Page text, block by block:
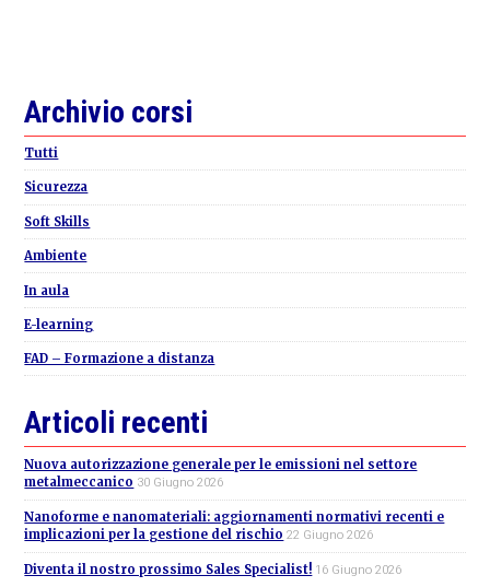
Primary
Sidebar
Archivio corsi
Tutti
Sicurezza
Soft Skills
Ambiente
In aula
E-learning
FAD – Formazione a distanza
Articoli recenti
Nuova autorizzazione generale per le emissioni nel settore
metalmeccanico 30 Giugno 2026
Nanoforme e nanomateriali: aggiornamenti normativi recenti e
implicazioni per la gestione del rischio 22 Giugno 2026
Diventa il nostro prossimo Sales Specialist! 16 Giugno 2026